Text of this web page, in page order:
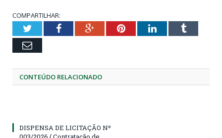
COMPARTILHAR:
TwitterFacebookGoogle+PinterestLinkedInTumblr
Email
CONTEÚDO RELACIONADO
DISPENSA DE LICITAÇÃO Nº